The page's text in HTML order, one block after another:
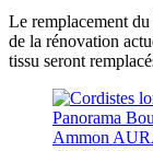
Le remplacement
de la rénovation
tissu seront